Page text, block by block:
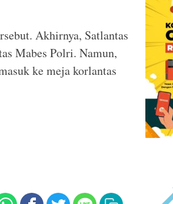
Akhirnya, Satlantas
Mabes Polri. Namun,
ke meja korlantas